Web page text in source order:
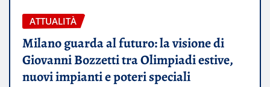
ATTUALITÀ
Milano guarda al futuro: la visione di
Giovanni Bozzetti tra Olimpiadi estive,
nuovi impianti e poteri speciali